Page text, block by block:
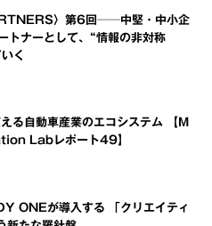
〉第6回──中堅・中小企
トナーとして、“情報の非対称
く
る自動車産業のエコシステム 【M
Labレポート49】
ONEが導入する 「クリエイティ